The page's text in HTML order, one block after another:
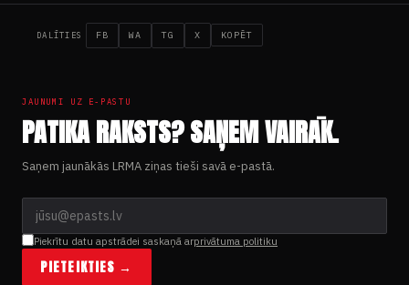
DALĪTIES FB WA TG X KOPĒT
JAUNUMI UZ E-PASTU
PATIKA RAKSTS? SAŅEM VAIRĀK.
Saņem jaunākās LRMA ziņas tieši savā e-pastā.
Piekrītu datu apstrādei saskaņā arprivātuma politiku
PIETEIKTIES →